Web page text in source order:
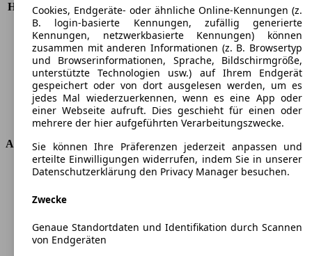
Höchstgeschwindigkeit (km/h) 188 km/h
Anzahl der Gänge
6
Drehmoment
250 nm
Hubraum
1499 ccm
Kraftstoff
Diesel
Zylinder
4
Getriebe
Schaltgetriebe
Antriebsart
Vorderradantrieb
Abmessungen
Länge
4055 mm
Breite
Maximalgewicht
-
Max. Zuladung
Cookies, Endgeräte- oder ähnliche Online-Kennungen (z.
B. login-basierte Kennungen, zufällig generierte
Kennungen, netzwerkbasierte Kennungen) können
zusammen mit anderen Informationen (z. B. Browsertyp
und Browserinformationen, Sprache, Bildschirmgröße,
unterstützte Technologien usw.) auf Ihrem Endgerät
gespeichert oder von dort ausgelesen werden, um es
jedes Mal wiederzuerkennen, wenn es eine App oder
einer Webseite aufruft. Dies geschieht für einen oder
mehrere der hier aufgeführten Verarbeitungszwecke.
Sie können Ihre Präferenzen jederzeit anpassen und
erteilte Einwilligungen widerrufen, indem Sie in unserer
Datenschutzerklärung den Privacy Manager besuchen.
Zwecke
Genaue Standortdaten und Identifikation durch Scannen
von Endgeräten